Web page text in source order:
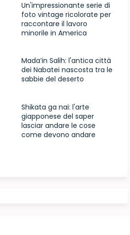
Un'impressionante serie di
foto vintage ricolorate per
raccontare il lavoro
minorile in America
Mada’in Salih: l'antica città
dei Nabatei nascosta tra le
sabbie del deserto
Shikata ga nai: l'arte
giapponese del saper
lasciar andare le cose
come devono andare